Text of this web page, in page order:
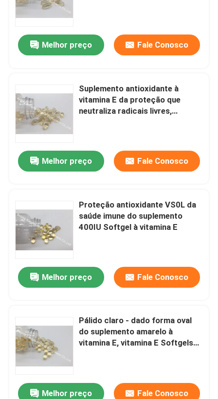
Melhor preço Fale Conosco
Suplemento antioxidante à
vitamina E da proteção que
neutraliza radicais livres,
Melhor preço Fale Conosco
Proteção antioxidante VS0L da
saúde imune do suplemento
400IU Softgel à vitamina E
Melhor preço Fale Conosco
Pálido claro - dado forma oval
do suplemento amarelo à
vitamina E, vitamina E Softgels
Melhor preço Fale Conosco